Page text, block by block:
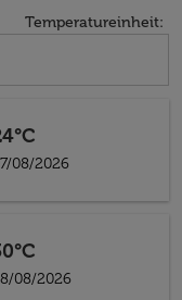
Temperatureinheit:
08/2026
08/2026